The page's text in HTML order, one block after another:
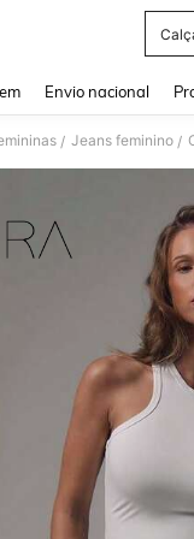
Envio nacional
/ Jeans feminino /